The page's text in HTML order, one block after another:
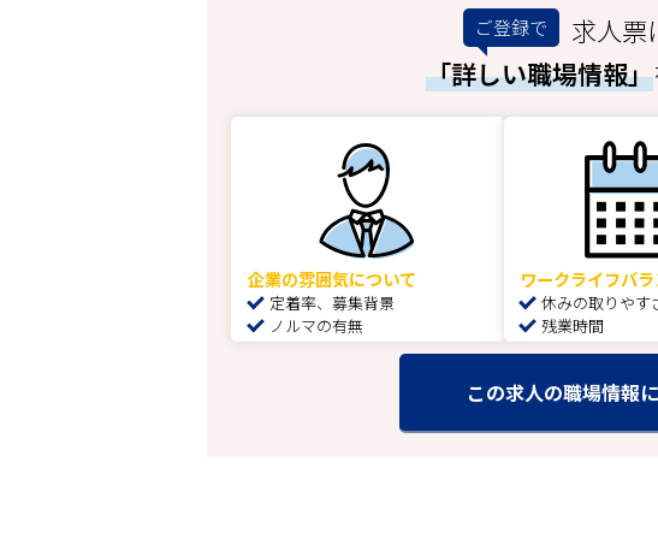
ご登録で
求人票
「詳しい職場情報」
企業の雰囲気について
定着率、募集背景
ノルマの有無
ワークライフバ
休みの取りやす
残業時間
この求人の職場情報